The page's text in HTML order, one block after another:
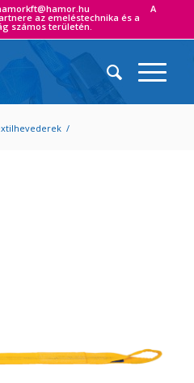
hamorkft@hamor.hu A
az emeléstechnika és a
számos területén.
/